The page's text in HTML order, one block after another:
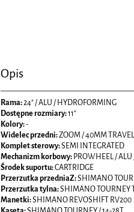
Opis
Rama:24" / ALU / HYDROFORMING
Dostępne rozmiary:11"
Kolory:-
Widelec przedni:ZOOM / 40MM TRAVEL
Komplet sterowy:SEMI INTEGRATED
Mechanizm korbowy:PROWHEEL / ALU
Środek suportu:CARTRIDGE
Przerzutka przedniaZ:SHIMANO
Przerzutka tylna:SHIMANO TOURNEY
Manetki:SHIMANO REVOSHIFT RV200